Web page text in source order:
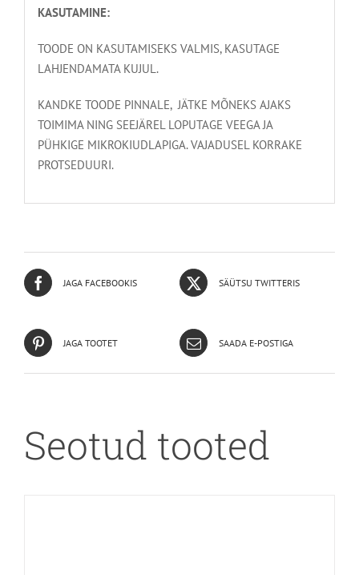
KASUTAMINE:
TOODE ON KASUTAMISEKS VALMIS, KASUTAGE
LAHJENDAMATA KUJUL.
KANDKE TOODE PINNALE, JÄTKE MÕNEKS AJAKS
TOIMIMA NING SEEJÄREL LOPUTAGE VEEGA JA
PÜHKIGE MIKROKIUDLAPIGA. VAJADUSEL KORRAKE
PROTSEDUURI.
JAGA FACEBOOKIS SÄÜTSU TWITTERIS
JAGA TOOTET SAADA E-POSTIGA
Seotud tooted